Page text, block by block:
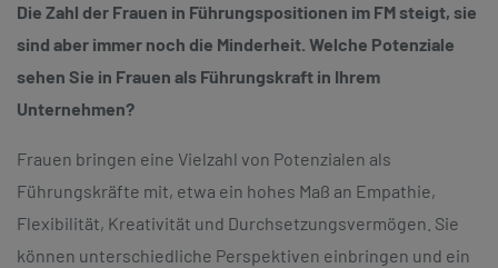
Die Zahl der Frauen in Führungspositionen im FM steigt, sie
sind aber immer noch die Minderheit. Welche Potenziale
sehen Sie in Frauen als Führungskraft in Ihrem
Unternehmen?
Frauen bringen eine Vielzahl von Potenzialen als
Führungskräfte mit, etwa ein hohes Maß an Empathie,
Flexibilität, Kreativität und Durchsetzungsvermögen. Sie
können unterschiedliche Perspektiven einbringen und ein